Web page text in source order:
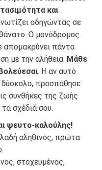
και
οδηγώντας σε
Ο μονόδρομος
απομακρύνει πάντα
με την αλήθεια. Μάθε
. Ή αν αυτό
δύσκολο, προσπάθησε
συνθήκες της ζωής
σχέδιά σου.
ψευτο-καλούλης!
αληθινός, πρώτα
στοχευμένος,